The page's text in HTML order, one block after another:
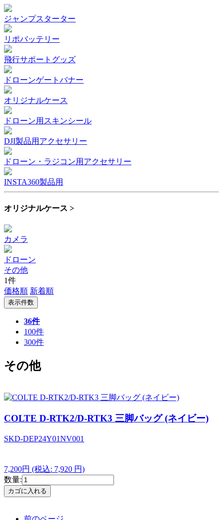
ジャンプスターター
リポバッテリー
飛行サポートグッズ
ドローンゲートバナー
オリジナルケース
ドローン用スキンシール
DJI製品用アクセサリー
ドローン・ラジコン用アクセサリー
INSTA360製品用
オリジナルケース >
カメラ
ドローン
その他
1件
価格順 新着順
表示件数
36件
100件
300件
その他
COLTE D-RTK2/D-RTK3 三脚バッグ (ネイビー)
SKD-DEP24Y01NV001
7,200円 (税込: 7,920 円)
数量: